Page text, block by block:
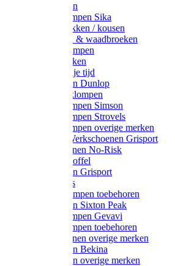
Werksokken
Schoenklompen Sika
Thermo sokken / kousen
Lieslaarzen & waadbroeken
Houten klompen
Wandelsokken
Laarzen vrije tijd
Werklaarzen Dunlop
Kunststof klompen
Schoenklompen Simson
Schoenklompen Strovels
Schoenklompen overige merken
Wandel-/ Werkschoenen Grisport
Werkschoenen No-Risk
Klomppantoffel
Werklaarzen Grisport
Accessoires
Houten klompen toebehoren
Werklaarzen Sixton Peak
Schoenklompen Gevavi
Schoenklompen toebehoren
Werkschoenen overige merken
Werklaarzen Bekina
Werklaarzen overige merken